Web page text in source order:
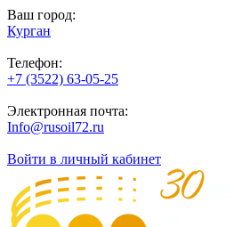
Ваш город:
Курган
Телефон:
+7 (3522) 63-05-25
Электронная почта:
Info@rusoil72.ru
Войти в личный кабинет